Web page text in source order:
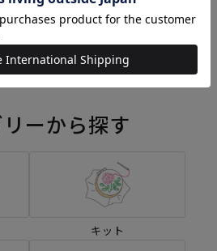
刺し子 NAMI NAMI
¥572 (税込)
ーから探す
キット